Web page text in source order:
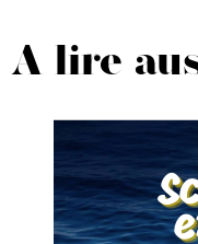
A lire